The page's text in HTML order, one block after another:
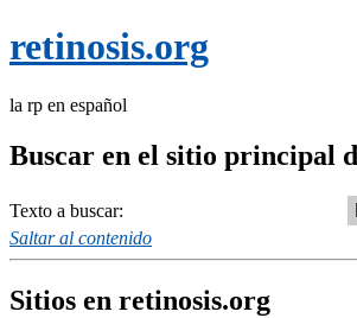
retinosis.org
la rp en español
Buscar en el sitio principal
Texto a buscar:
Saltar al contenido
Sitios en retinosis.org